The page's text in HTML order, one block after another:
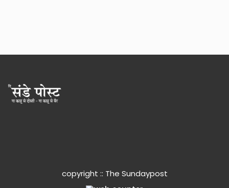
copyright :: The Sundaypost